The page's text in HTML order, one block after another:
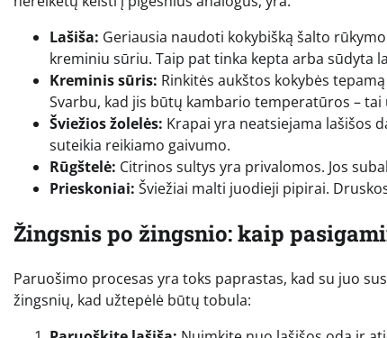
Lašiša: Geriausia naudoti kokybišką šalto
kreminiu sūriu. Taip pat tinka kepta arba sūdyta
Kreminis sūris: Rinkitės aukštos kokybės
Svarbu, kad jis būtų kambario temperatūros –
Šviežios žolelės: Krapai yra neatsiejama lašišos
suteikia reikiamo gaivumo.
Rūgštelė: Citrinos sultys yra privalomos. Jos
Prieskoniai: Šviežiai malti juodieji pipirai.
Žingsnis po žingsnio: kaip
Paruošimo procesas yra toks paprastas, kad su juo
žingsnių, kad užtepėlė būtų tobula: